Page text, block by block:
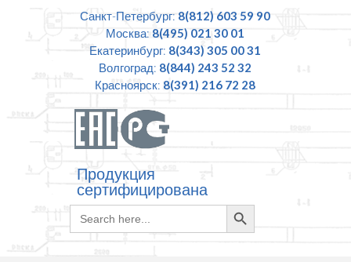
Санкт-Петербург: 8(812) 603 59 90
Москва: 8(495) 021 30 01
Екатеринбург: 8(343) 305 00 31
Волгоград: 8(844) 243 52 32
Красноярск: 8(391) 216 72 28
Продукция
сертифицирована
Search
for:
Search
Button